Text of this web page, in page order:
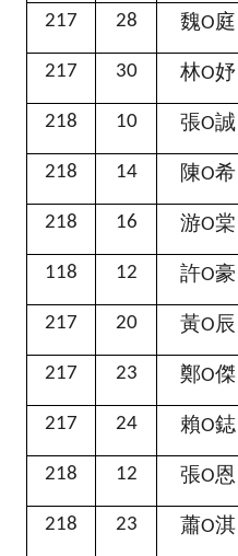
217 28 魏O庭
217 30 林O妤
218 10 張O誠
218 14 陳O希
218 16 游O棠
118 12 許O豪
217 20 黃O辰
217 23 鄭O傑
217 24 賴O鋕
218 12 張O恩
218 23 蕭O淇